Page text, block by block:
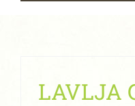
LAVLJA